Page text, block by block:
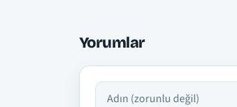
Yorumlar
Adın
Yorumun